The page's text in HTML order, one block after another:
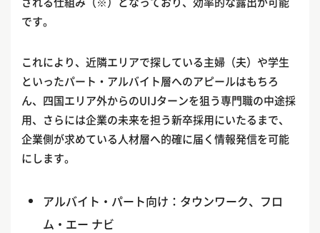
です。
これにより、近隣エリアで探している主婦（夫）や学生
といったパート・アルバイト層へのアピールはもちろ
ん、四国エリア外からのUIJターンを狙う専門職の中途採
用、さらには企業の未来を担う新卒採用にいたるまで、
企業側が求めている人材層へ的確に届く情報発信を可能
にします。
アルバイト・パート向け：タウンワーク、フロ
ム・エー ナビ